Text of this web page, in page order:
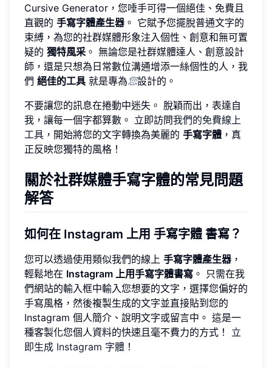
Cursive Generator，您唾手可得一個絕佳、免費且
直觀的 手寫字體產生器 。 它賦予您擺脫普通文字的
束縛，為您的社群媒體形象注入個性、創意和無可置
疑的 獨特風采 。 無論您是社群媒體達人、創意設計
師，還是只想為日常數位溝通增添一絲個性的人，我
們 絕佳的工具 就是專為您設計的。
不要讓您的訊息在捲動中迷失。 脫穎而出，表達自
我，讓每一個字都算數。 立即訪問我們的免費線上
工具 ，開始將您的文字轉換為美麗的 手寫字體 ，真
正反映您獨特的風格！
關於社群媒體手寫字體的常見問題
解答
如何在 Instagram 上用 手寫字體 書寫？
您可以透過使用類似我們的線上 手寫字體產生器 ，
輕鬆地在 Instagram 上用手寫字體書寫 。 只需在我
們網站的輸入框中輸入您想要的文字，選擇您偏好的
手寫風格，然後複製生成的文字並直接貼到您的
Instagram 個人簡介、說明文字或留言中。 這是一
種客製化您個人資料的快速且毫不費力的方式！ 立
即生成 Instagram 字體 ！